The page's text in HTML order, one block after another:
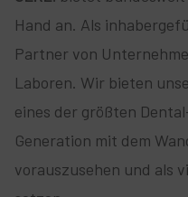
Hand an. Als
Partner von
Laboren. Wir bieten
eines der größten
Generation mit dem
vorauszusehen und als